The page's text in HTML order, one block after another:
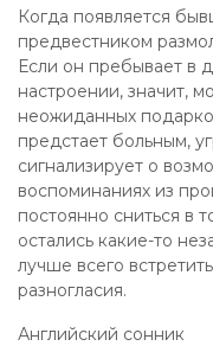
Когда появляется
предвестником
Если он пребывает в
настроении, значит,
неожиданных
предстает больным,
сигнализирует о
воспоминаниях из
постоянно сниться в
остались какие-то
лучше всего
разногласия.
Английский сонник